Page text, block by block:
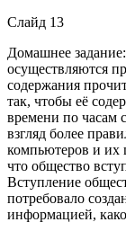
Слайд 13
Домашнее
осуществляются
содержания
так, чтобы её
времени по часам
взгляд более
компьютеров и их
что общество
Вступление
потребовало
информацией,